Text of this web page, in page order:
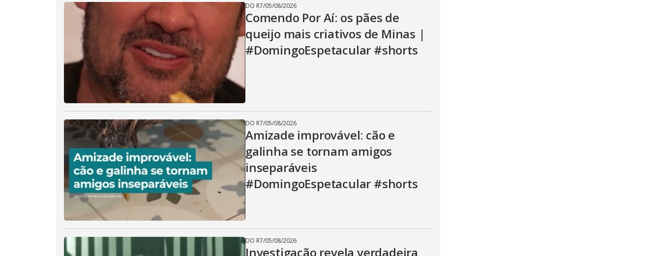
DO R7/05/08/2026
Comendo Por Aí: os pães de
queijo mais criativos de Minas |
#DomingoEspetacular #shorts
DO R7/05/08/2026
Amizade improvável: cão e
galinha se tornam amigos
inseparáveis
#DomingoEspetacular #shorts
DO R7/05/08/2026
Investigação revela verdadeira